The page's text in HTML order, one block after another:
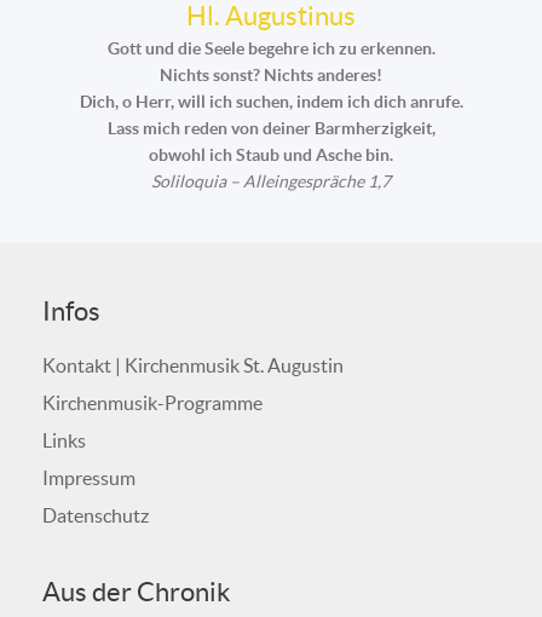
Hl. Augustinus
Gott und die Seele begehre ich zu erkennen.
Nichts sonst? Nichts anderes!
Dich, o Herr, will ich suchen, indem ich dich anrufe.
Lass mich reden von deiner Barmherzigkeit,
obwohl ich Staub und Asche bin.
Soliloquia – Alleingespräche 1,7
Infos
Kontakt | Kirchenmusik St. Augustin
Kirchenmusik-Programme
Links
Impressum
Datenschutz
Aus der Chronik